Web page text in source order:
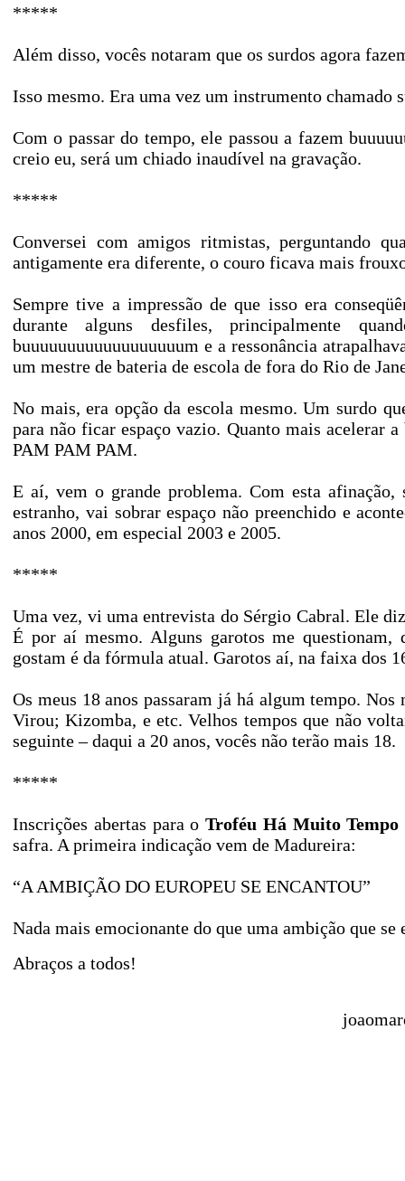
*****
Além disso, vocês notaram que os surdos agora
Isso mesmo. Era uma vez um instrumento chamado
Com o passar do tempo, ele passou a fazem
creio eu, será um chiado inaudível na gravação.
*****
Conversei com amigos ritmistas, perguntando
antigamente era diferente, o couro ficava mais
Sempre tive a impressão de que isso era
durante alguns desfiles, principalmente
buuuuuuuuuuuuuuuuuum e a ressonância
um mestre de bateria de escola de fora do Rio de
No mais, era opção da escola mesmo. Um surdo
para não ficar espaço vazio. Quanto mais acelerar
PAM PAM PAM.
E aí, vem o grande problema. Com esta
estranho, vai sobrar espaço não preenchido e
anos 2000, em especial 2003 e 2005.
*****
Uma vez, vi uma entrevista do Sérgio Cabral. Ele
É por aí mesmo. Alguns garotos me questionam,
gostam é da fórmula atual. Garotos aí, na faixa dos
Os meus 18 anos passaram já há algum tempo.
Virou; Kizomba, e etc. Velhos tempos que não
seguinte – daqui a 20 anos, vocês não terão mais 18.
*****
Inscrições abertas para oTroféu Há Muito Tempo
safra. A primeira indicação vem de Madureira:
“A AMBIÇÃO DO EUROPEU SE ENCANTOU”
Nada mais emocionante do que uma ambição que se
Abraços a todos!